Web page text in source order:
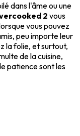
dans l'âme ou une
2vous
vous pouvez
peu importe leur
la folie, et surtout,
de la cuisine,
patience sont les